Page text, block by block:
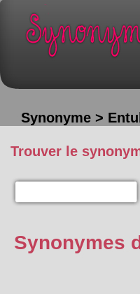
Synonyme >
Trouver le
Synonymes